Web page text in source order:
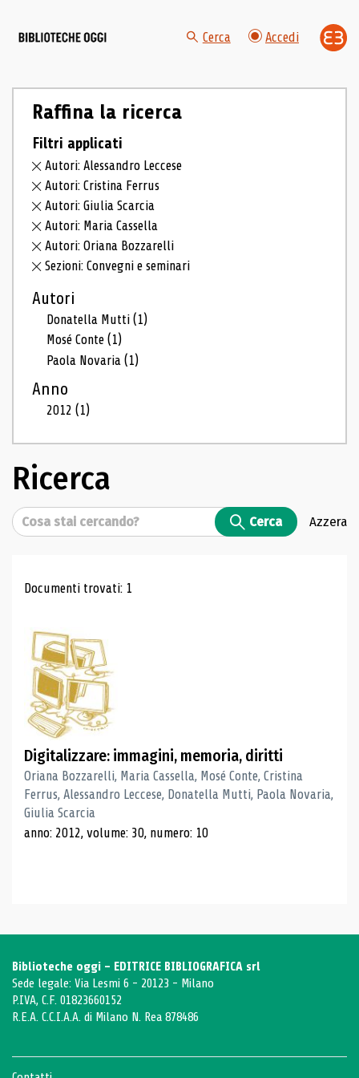
Cerca Accedi
Raffina la ricerca
Filtri applicati
Autori: Alessandro Leccese
Autori: Cristina Ferrus
Autori: Giulia Scarcia
Autori: Maria Cassella
Autori: Oriana Bozzarelli
Sezioni: Convegni e seminari
Autori
Donatella Mutti(1)
Mosé Conte(1)
Paola Novaria(1)
Anno
2012(1)
Ricerca
Cerca Cerca Azzera
Risultati di ricerca
Documenti trovati: 1
Digitalizzare: immagini, memoria, diritti
Oriana Bozzarelli, Maria Cassella, Mosé Conte, Cristina
Ferrus, Alessandro Leccese, Donatella Mutti, Paola Novaria,
Giulia Scarcia
anno: 2012, volume: 30, numero: 10
Biblioteche oggi - EDITRICE BIBLIOGRAFICA srl
Sede legale: Via Lesmi 6 - 20123 - Milano
P.IVA, C.F. 01823660152
R.E.A. C.C.I.A.A. di Milano N. Rea 878486